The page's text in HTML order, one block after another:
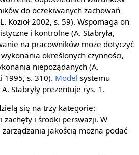
do oczekiwanych zachowań
Kozioł 2002, s. 59). Wspomaga on
i kontrolne (A. Stabryła,
na pracowników może dotyczyć
określonych czynności,
niepożądanych (A.
1995, s. 310). Model systemu
Stabryły prezentuje rys. 1.
się na trzy kategorie:
zachęty i środki perswazji. W
jakością można podać